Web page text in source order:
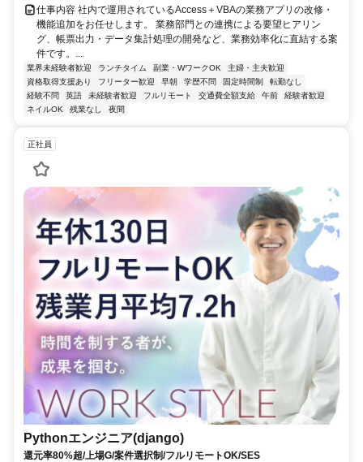
仕事内容 社内で運用されているAccess＋VBAの業務アプリの改修・
機能追加をお任せします。 業務部門との連携による要望ヒアリン
グ、帳票出力・データ集計処理の開発など、業務効率化に直結する案
件です。...
業界未経験者歓迎 ランチタイム 副業・WワークOK
主婦・主夫歓迎
資格取得支援あり
フリーター歓迎 早朝 学歴不問 固定時間制
転勤なし
経験不問
英語 未経験者歓迎 フルリモート 交通費全額支給 午前
経験者歓迎
ネイルOK
残業なし 夜間
正社員
Pythonエンジニア(django)
還元率80%超/上場G/案件選択制/フルリモートOK/SES